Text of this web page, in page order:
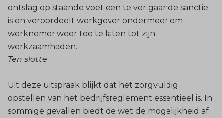
ontslag op staande voet een te ver gaande sanctie
is en veroordeelt werkgever ondermeer om
werknemer weer toe te laten tot zijn
werkzaamheden.
Ten slotte
Uit deze uitspraak blijkt dat het zorgvuldig
opstellen van het bedrijfsreglement essentieel is. In
sommige gevallen biedt de wet de mogelijkheid af